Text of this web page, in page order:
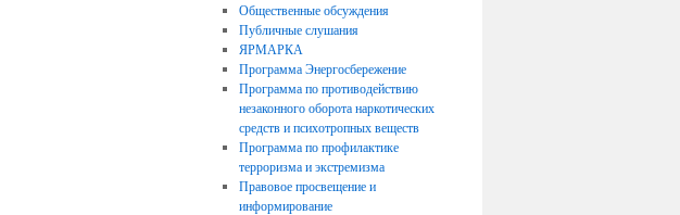
Общественные обсуждения
Публичные слушания
ЯРМАРКА
Программа Энергосбережение
Программа по противодействию
незаконного оборота наркотических
средств и психотропных веществ
Программа по профилактике
терроризма и экстремизма
Правовое просвещение и
информирование